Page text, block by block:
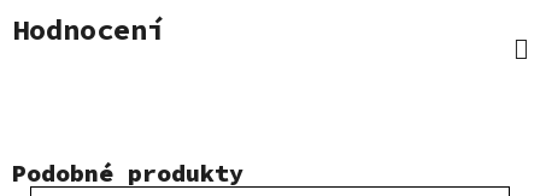
Hodnocení
Podobné produkty